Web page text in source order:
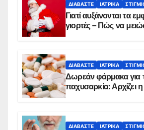
ΔΙΑΒΆΣΤΕ ΙΑΤΡΙΚΆ
Γιατί αυξάνονται τα
γιορτές – Πώς να
ΔΙΑΒΆΣΤΕ ΙΑΤΡΙΚΆ
Δωρεάν φάρμακα για
παχυσαρκία: Αρχίζει
ΔΙΑΒΆΣΤΕ ΙΑΤΡΙΚΆ